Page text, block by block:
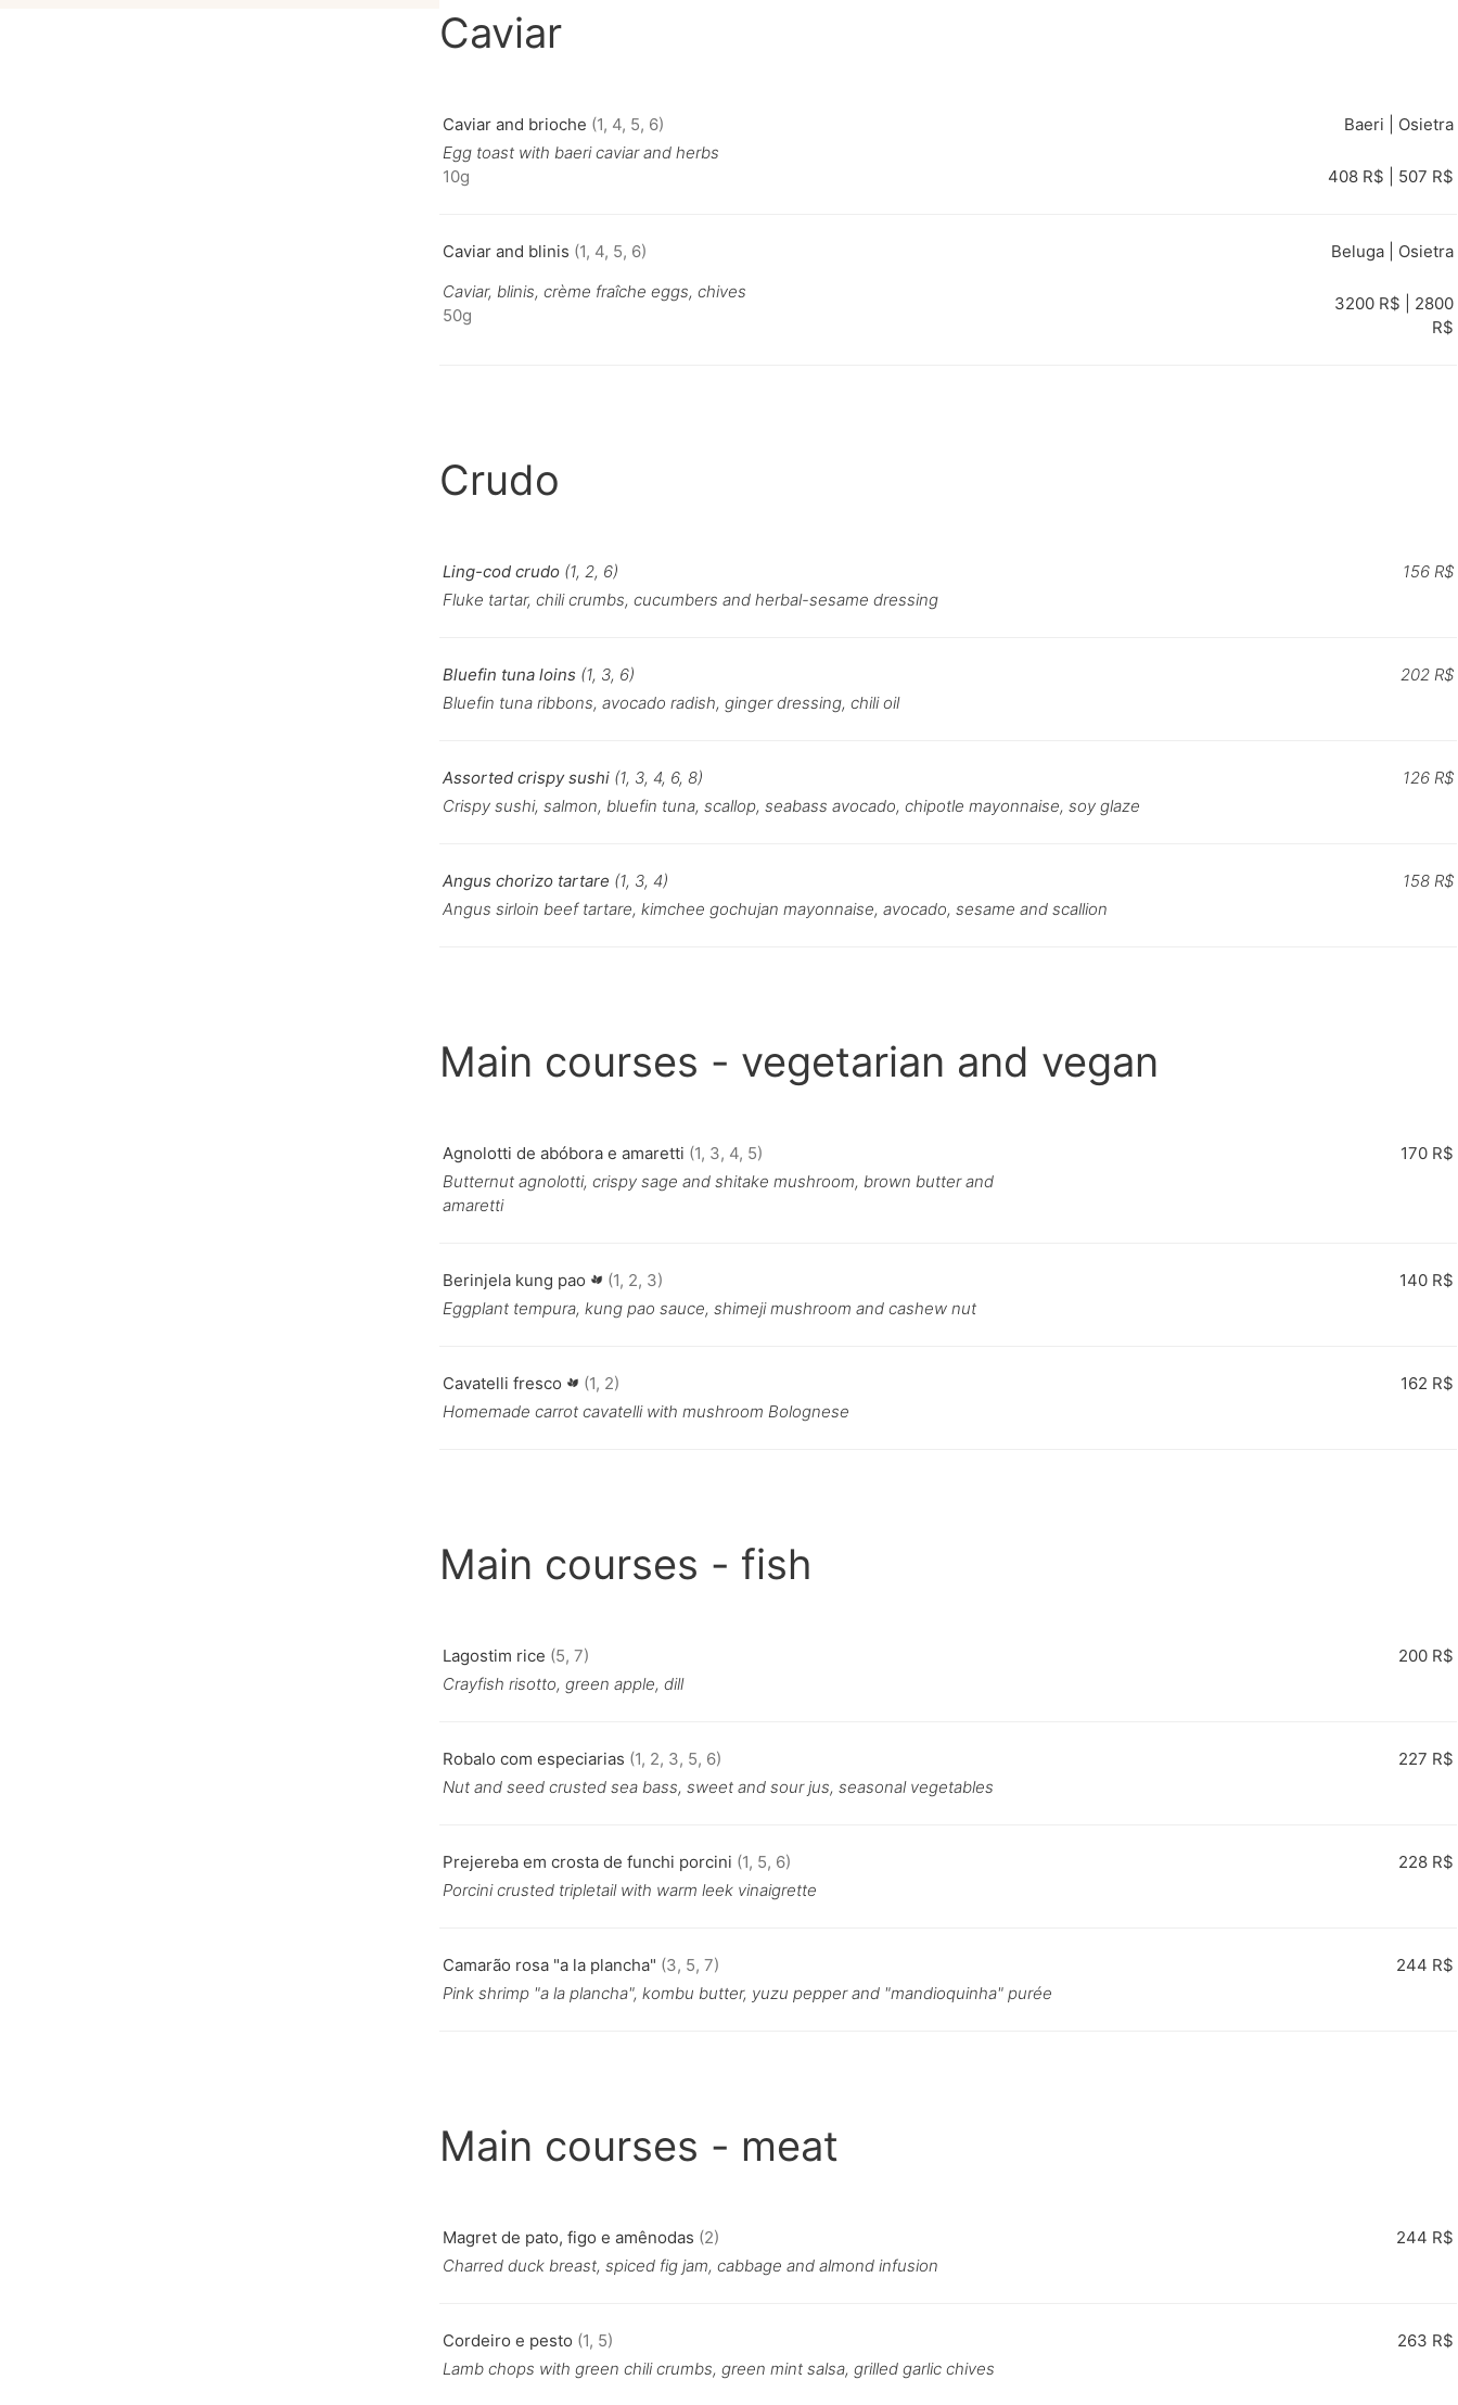
Caviar
Caviar and brioche (1, 4, 5, 6)
Baeri | Osietra
Egg toast with baeri caviar and herbs
10g
408 R$ | 507 R$
Caviar and blinis (1, 4, 5, 6)
Beluga | Osietra
Caviar, blinis, crème fraîche eggs, chives
50g
3200 R$ | 2800
Crudo
Ling-cod crudo (1, 2, 6)
156 R$
Fluke tartar, chili crumbs, cucumbers and herbal-sesame dressing
Bluefin tuna loins (1, 3, 6)
202 R$
Bluefin tuna ribbons, avocado radish, ginger dressing, chili oil
Assorted crispy sushi (1, 3, 4, 6, 8)
126 R$
Crispy sushi, salmon, bluefin tuna, scallop, seabass avocado, chipotle mayonnaise, soy glaze
Angus chorizo ​​tartare (1, 3, 4)
158 R$
Angus sirloin beef tartare, kimchee gochujan mayonnaise, avocado, sesame and scallion
Main courses - vegetarian and vegan
Agnolotti de abóbora e amaretti (1, 3, 4, 5)
170 R$
Butternut agnolotti, crispy sage and shitake mushroom, brown butter and
amaretti
Berinjela kung pao (1, 2, 3)
140 R$
Eggplant tempura, kung pao sauce, shimeji mushroom and cashew nut
Cavatelli fresco (1, 2)
162 R$
Homemade carrot cavatelli with mushroom Bolognese
Main courses - fish
Lagostim rice (5, 7)
200 R$
Crayfish risotto, green apple, dill
Robalo com especiarias (1, 2, 3, 5, 6)
227 R$
Nut and seed crusted sea bass, sweet and sour jus, seasonal vegetables
Prejereba em crosta de funchi porcini (1, 5, 6)
228 R$
Porcini crusted tripletail with warm leek vinaigrette
Camarão rosa "a la plancha" (3, 5, 7)
244 R$
Pink shrimp "a la plancha", kombu butter, yuzu pepper and "mandioquinha" purée
Main courses - meat
Magret de pato, figo e amênodas (2)
244 R$
Charred duck breast, spiced fig jam, cabbage and almond infusion
Cordeiro e pesto (1, 5)
263 R$
Lamb chops with green chili crumbs, green mint salsa, grilled garlic chives